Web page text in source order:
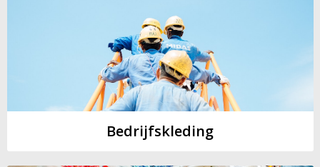
Bedrijfskleding